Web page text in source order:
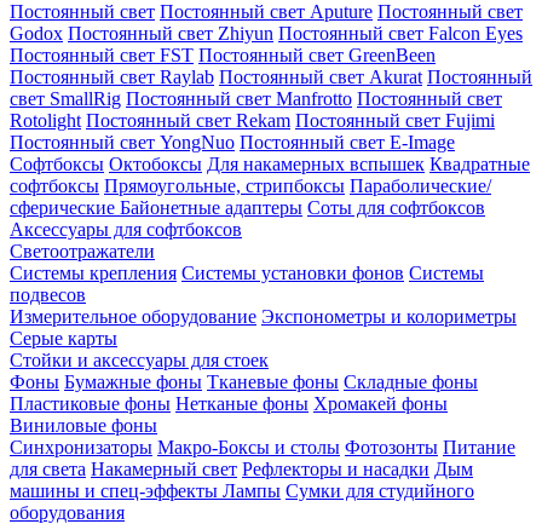
Постоянный свет Постоянный свет Aputure Постоянный свет
Godox Постоянный свет Zhiyun Постоянный свет Falcon Eyes
Постоянный свет FST Постоянный свет GreenBeen
Постоянный свет Raylab Постоянный свет Akurat Постоянный
свет SmallRig Постоянный свет Manfrotto Постоянный свет
Rotolight Постоянный свет Rekam Постоянный свет Fujimi
Постоянный свет YongNuo Постоянный свет E-Image
Софтбоксы Октобоксы Для накамерных вспышек Квадратные
софтбоксы Прямоугольные, стрипбоксы Параболические/
сферические Байонетныe адаптеры Соты для софтбоксов
Аксессуары для софтбоксов
Светоотражатели
Системы крепления Системы установки фонов Системы
подвесов
Измерительное оборудование Экспонометры и колориметры
Серые карты
Стойки и аксессуары для стоек
Фоны Бумажные фоны Тканевые фоны Складные фоны
Пластиковые фоны Нетканые фоны Хромакей фоны
Виниловые фоны
Синхронизаторы Макро-Боксы и столы Фотозонты Питание
для света Накамерный свет Рефлекторы и насадки Дым
машины и спец-эффекты Лампы Сумки для студийного
оборудования